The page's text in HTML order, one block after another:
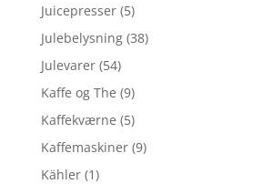
Juicepresser (5)
Julebelysning (38)
Julevarer (54)
Kaffe og The (9)
Kaffekværne (5)
Kaffemaskiner (9)
Kähler (1)